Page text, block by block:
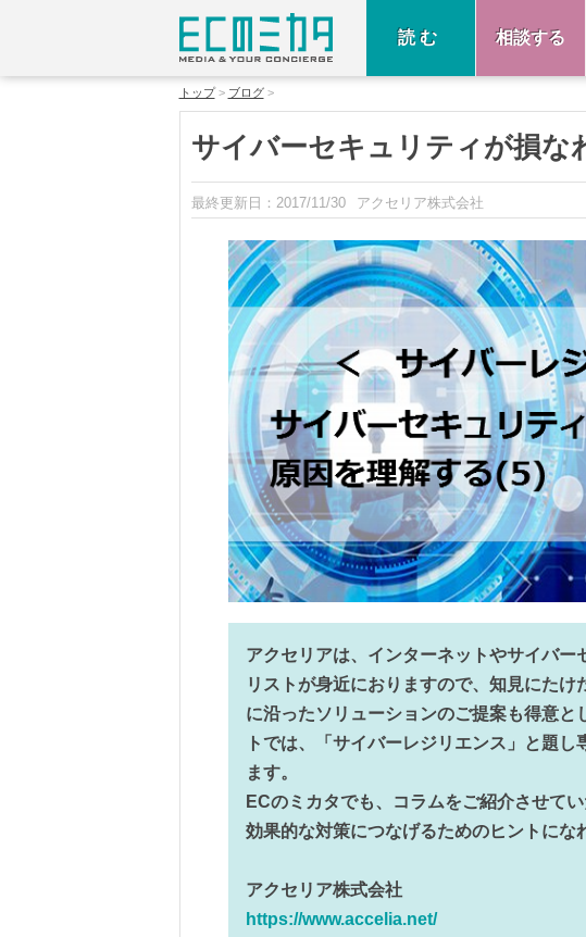
読む 相談する
トップ ブログ
サイバーセキュリティが損な
最終更新日： 2017/11/30 アクセリア株式会社
アクセリアは、インターネットやサイバー
リストが身近におりますので、知見にた
に沿ったソリューションのご提案も得意と
トでは、「サイバーレジリエンス」と題
ます。
ECのミカタでも、コラムをご紹介させて
効果的な対策につなげるためのヒントにな
アクセリア株式会社
https://www.accelia.net/